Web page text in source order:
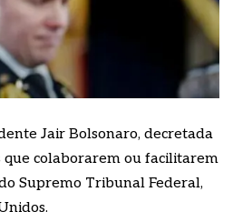
Jair Bolsonaro, decretada
que colaborarem ou facilitarem
Supremo Tribunal Federal,